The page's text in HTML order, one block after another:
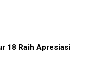
18 Raih Apresiasi